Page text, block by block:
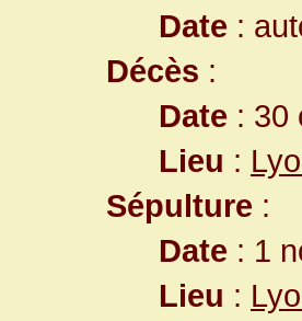
Date :
Décès :
Date : 30
Lieu :
Sépulture :
Date : 1
Lieu :